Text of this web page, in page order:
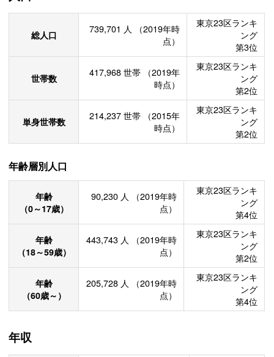
総人口 739,701 人
（2019年時
点）
東京23区ランキ
ング
第3位
世帯数 417,968 世帯
（2019年
時点）
東京23区ランキ
ング
第2位
単身世帯数 214,237 世帯
（2015年
時点）
東京23区ランキ
ング
第2位
年齢層別人口
年齢
（0～17歳）
90,230 人
（2019年時
点）
東京23区ランキ
ング
第4位
年齢
（18～59歳）
443,743 人
（2019年時
点）
東京23区ランキ
ング
第2位
年齢
（60歳～）
205,728 人
（2019年時
点）
東京23区ランキ
ング
第4位
年収